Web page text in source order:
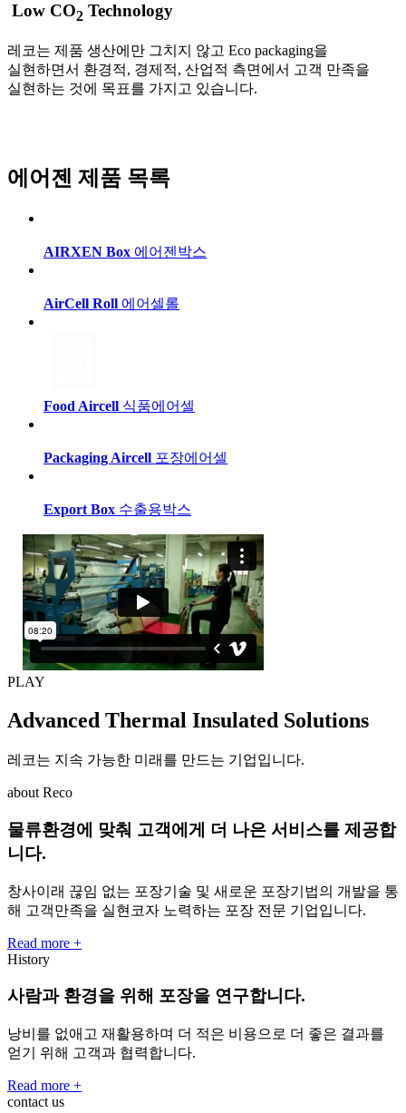
Low CO2 Technology
레코는 제품 생산에만 그치지 않고 Eco packaging을
실현하면서 환경적, 경제적, 산업적 측면에서 고객 만족을
실현하는 것에 목표를 가지고 있습니다.
에어젠 제품 목록
AIRXEN Box 에어젠박스
AirCell Roll 에어셀롤
Food Aircell 식품에어셀
Packaging Aircell 포장에어셀
Export Box 수출용박스
PLAY
Advanced Thermal Insulated Solutions
레코는 지속 가능한 미래를 만드는 기업입니다.
about Reco
물류환경에 맞춰 고객에게 더 나은 서비스를 제공합
니다.
창사이래 끊임 없는 포장기술 및 새로운 포장기법의 개발을 통
해 고객만족을 실현코자 노력하는 포장 전문 기업입니다.
Read more +
History
사람과 환경을 위해 포장을 연구합니다.
낭비를 없애고 재활용하며 더 적은 비용으로 더 좋은 결과를
얻기 위해 고객과 협력합니다.
Read more +
contact us